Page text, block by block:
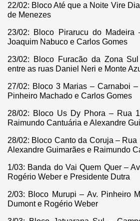
22/02: Bloco Até que a Noite Vire
de Menezes
23/02: Bloco Pirarucu do Madeira
Joaquim Nabuco e Carlos Gomes
23/02: Bloco Furacão da Zona
entre as ruas Daniel Neri e Monte
27/02: Bloco 3 Marias – Carnaboi
Pinheiro Machado e Carlos Gomes
28/02: Bloco Us Dy Phora – Rua
Raimundo Cantuária e Alexandre
28/02: Bloco Canto da Coruja – Rua
Alexandre Guimarães e Raimundo
1/03: Banda do Vai Quem Quer –
Rogério Weber e Presidente Dutra
2/03: Bloco Murupi – Av. Pinheiro
Dumont e Rogério Weber